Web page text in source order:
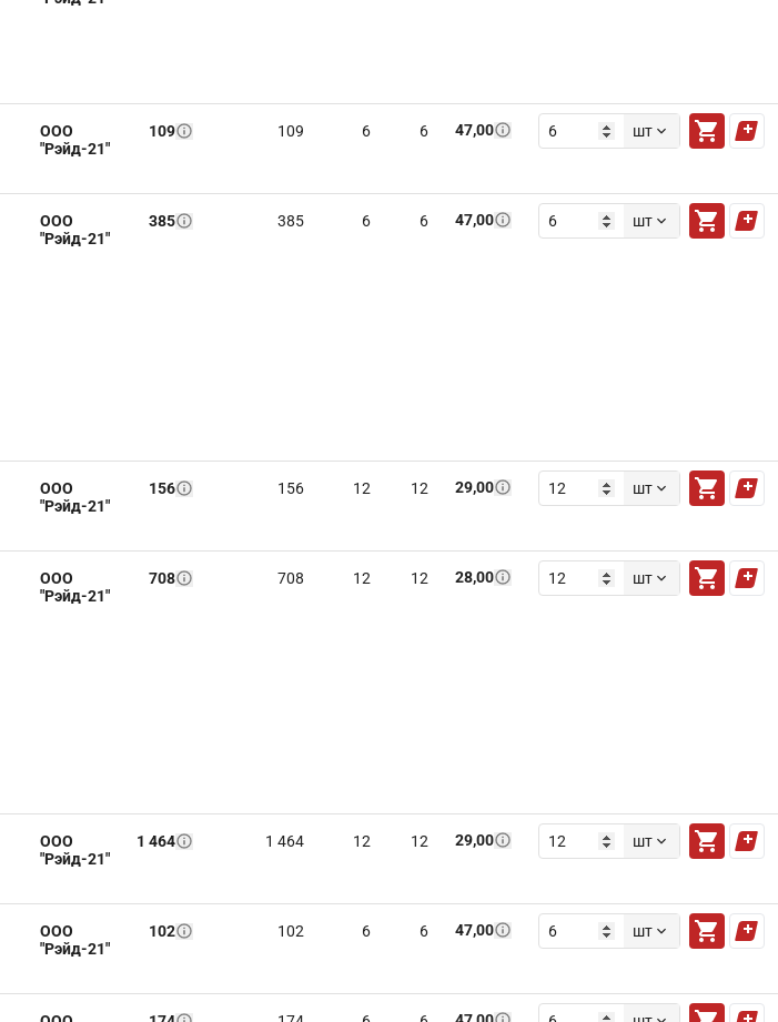
ООО
"Рэйд-21"
109 109 6 6 47,00 шт
ООО
"Рэйд-21"
385 385 6 6 47,00 шт
ООО
"Рэйд-21"
156 156 12 12 29,00 шт
ООО
"Рэйд-21"
708 708 12 12 28,00 шт
ООО
"Рэйд-21"
1 464 1 464 12 12 29,00 шт
ООО
"Рэйд-21"
102 102 6 6 47,00 шт